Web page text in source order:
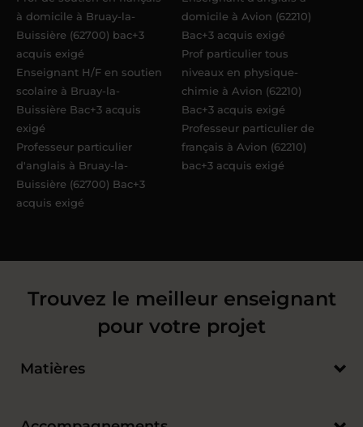
à domicile à Bruay-la-
Buissière (62700) bac+3
acquis exigé
Enseignant H/F en soutien
scolaire à Bruay-la-
Buissière Bac+3 acquis
exigé
Professeur particulier
d'anglais à Bruay-la-
Buissière (62700) Bac+3
acquis exigé
domicile à Avion (62210)
Bac+3 acquis exigé
Prof particulier tous
niveaux en physique-
chimie à Avion (62210)
Bac+3 acquis exigé
Professeur particulier de
français à Avion (62210)
bac+3 acquis exigé
Trouvez le meilleur enseignant
pour votre projet
Matières